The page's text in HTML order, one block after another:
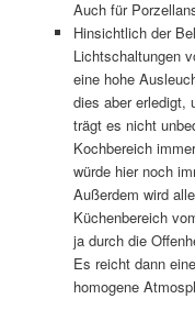
Auch für
Hinsichtlich der
Lichtschaltungen
eine hohe
dies aber erledigt,
trägt es nicht
Kochbereich
würde hier noch
Außerdem wird
Küchenbereich
ja durch die
Es reicht dann
homogene